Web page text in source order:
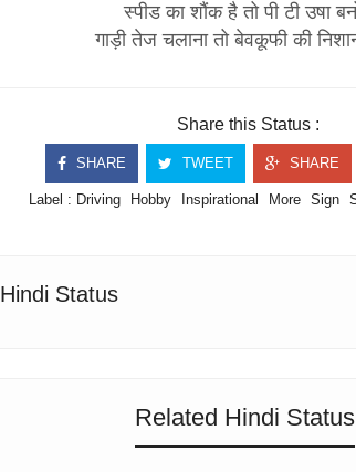
स्पीड का शौंक है तो पी टी उषा
गाड़ी तेज चलाना तो बेवकूफी की
Share this Status :
SHARE TWEET SHARE
Label : Driving Hobby Inspirational More Sign
Hindi Status
Related Hindi Status